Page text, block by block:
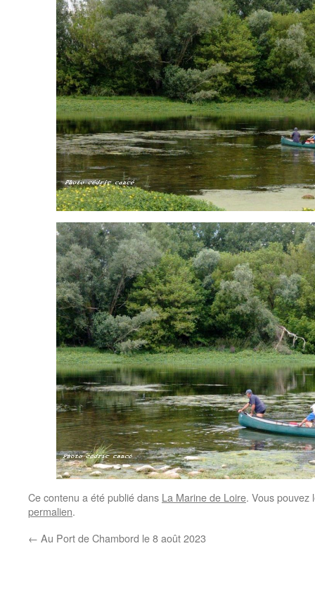
Ce contenu a été publié dans La Marine de Loire. Vous
permalien.
← Au Port de Chambord le 8 août 2023